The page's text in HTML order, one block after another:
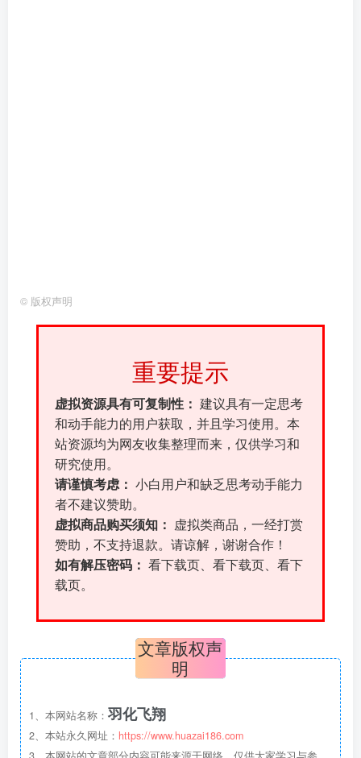
© 版权声明
重要提示
虚拟资源具有可复制性： 建议具有一定思考
和动手能力的用户获取，并且学习使用。本
站资源均为网友收集整理而来，仅供学习和
研究使用。
请谨慎考虑： 小白用户和缺乏思考动手能力
者不建议赞助。
虚拟商品购买须知：
虚拟类商品，一经打赏
赞助，不支持退款。请谅解，谢谢合作！
如有解压密码： 看下载页、看下载页、看下
载页。
文章版权声
明
1、本网站名称： 羽化飞翔
2、本站永久网址： https://www.huazai186.com